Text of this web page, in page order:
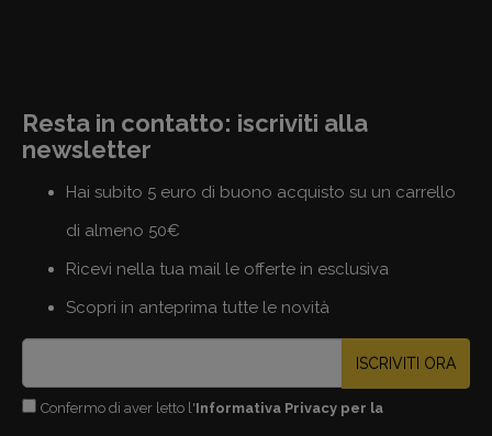
Resta in contatto: iscriviti alla
newsletter
Hai subito 5 euro di buono acquisto su un carrello
di almeno 50€
Ricevi nella tua mail le offerte in esclusiva
Scopri in anteprima tutte le novità
ISCRIVITI ORA
Confermo di aver letto l'Informativa Privacy per la